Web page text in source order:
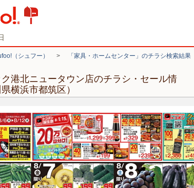
（シュフー） > 「家具・ホームセンター」のチラシ検索結果
港北ニュータウン店のチラシ・セール情
横浜市都筑区）